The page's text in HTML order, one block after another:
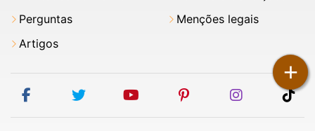
+
Perguntas
Artigos
Menções legais
facebooktwitter youtubepinterestinstagram